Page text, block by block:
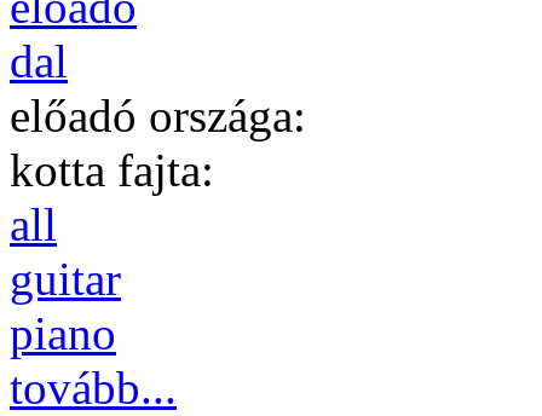
dal
előadó országa:
kotta fajta:
all
guitar
piano
tovább...